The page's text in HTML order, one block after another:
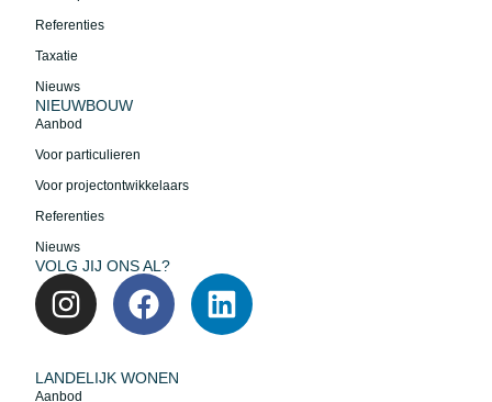
Referenties
Taxatie
Nieuws
NIEUWBOUW
Aanbod
Voor particulieren
Voor projectontwikkelaars
Referenties
Nieuws
VOLG JIJ ONS AL?
LANDELIJK WONEN
Aanbod